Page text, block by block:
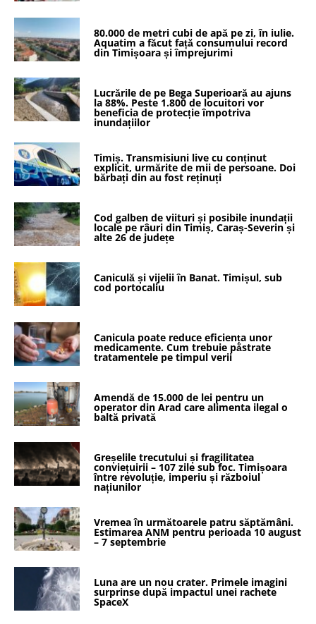
80.000 de metri cubi de apă pe zi, în iulie.
Aquatim a făcut față consumului record
din Timișoara și împrejurimi
Lucrările de pe Bega Superioară au ajuns
la 88%. Peste 1.800 de locuitori vor
beneficia de protecție împotriva
inundațiilor
Timiș. Transmisiuni live cu conținut
explicit, urmărite de mii de persoane. Doi
bărbați din au fost reținuți
Cod galben de viituri și posibile inundații
locale pe râuri din Timiș, Caraș-Severin și
alte 26 de județe
Caniculă și vijelii în Banat. Timișul, sub
cod portocaliu
Canicula poate reduce eficiența unor
medicamente. Cum trebuie păstrate
tratamentele pe timpul verii
Amendă de 15.000 de lei pentru un
operator din Arad care alimenta ilegal o
baltă privată
Greșelile trecutului și fragilitatea
conviețuirii – 107 zile sub foc. Timișoara
între revoluție, imperiu și războiul
națiunilor
Vremea în următoarele patru săptămâni.
Estimarea ANM pentru perioada 10 august
– 7 septembrie
Luna are un nou crater. Primele imagini
surprinse după impactul unei rachete
SpaceX